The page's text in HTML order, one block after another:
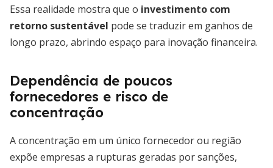
Essa realidade mostra que o investimento com
retorno sustentável pode se traduzir em ganhos de
longo prazo, abrindo espaço para inovação financeira.
Dependência de poucos
fornecedores e risco de
concentração
A concentração em um único fornecedor ou região
expõe empresas a rupturas geradas por sanções,